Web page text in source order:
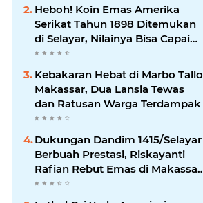
Heboh! Koin Emas Amerika
Serikat Tahun 1898 Ditemukan
di Selayar, Nilainya Bisa Capai
Rp873 Juta
Kebakaran Hebat di Marbo Tallo
Makassar, Dua Lansia Tewas
dan Ratusan Warga Terdampak
Dukungan Dandim 1415/Selayar
Berbuah Prestasi, Riskayanti
Rafian Rebut Emas di Makassar
Beach Championship